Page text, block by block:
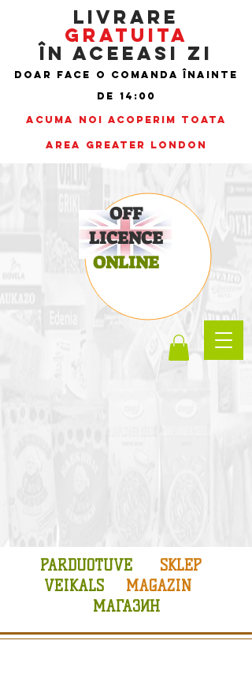
OFF
LICENCE
ONLINE
PARDUOTUVE
SKLEP
VEIKALS
MAGAZIN
МАГАЗИН
LIVRARE
GRATUITA
ÎN ACEEASI ZI
doar face
o comanda înainte
de 14:00
ACUMA NOI ACOPERIM TOATA
AREA Greater London